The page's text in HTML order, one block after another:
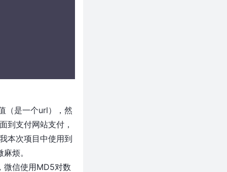
（是一个url），然
到支付网站支付，
本次项目中使用到
烦。
微信使用MD5对数